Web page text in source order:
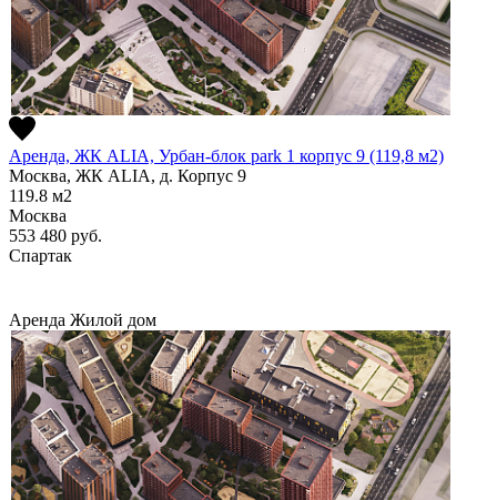
Аренда, ЖК ALIA, Урбан-блок park 1 корпус 9 (119,8 м2)
Москва, ЖК ALIA, д. Корпус 9
119.8 м2
Москва
553 480 руб.
Спартак
Аренда Жилой дом